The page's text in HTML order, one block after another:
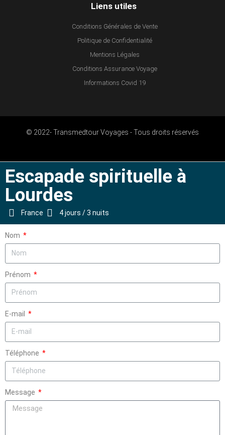
Liens utiles
Conditions Générales de Vente
Politique de Confidentialité
Mentions Légales
Conditions Assurance Voyage
Informations Covid 19
© 2022- Transmedtour Voyages - Tous droits réservés
Escapade spirituelle à
Lourdes
France 4 jours / 3 nuits
Nom
Prénom
E-mail
Téléphone
Message